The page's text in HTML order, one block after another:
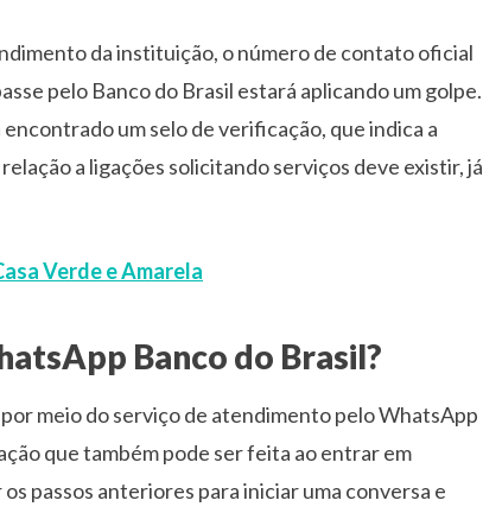
da instituição, o número de contato oficial
pelo Banco do Brasil estará aplicando um golpe.
um selo de verificação, que indica a
a ligações solicitando serviços deve existir, já
Verde e Amarela
Banco do Brasil?
meio do serviço de atendimento pelo WhatsApp
que também pode ser feita ao entrar em
passos anteriores para iniciar uma conversa e